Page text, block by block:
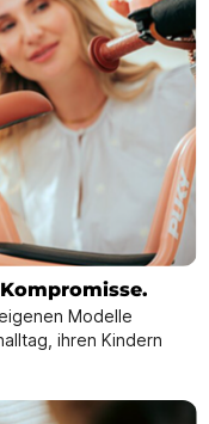
Modelle
ihren Kindern